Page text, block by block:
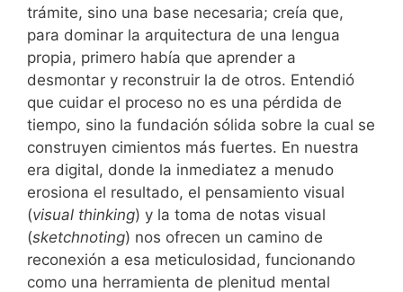
trámite, sino una base necesaria; creía que,
para dominar la arquitectura de una lengua
propia, primero había que aprender a
desmontar y reconstruir la de otros. Entendió
que cuidar el proceso no es una pérdida de
tiempo, sino la fundación sólida sobre la cual se
construyen cimientos más fuertes. En nuestra
era digital, donde la inmediatez a menudo
erosiona el resultado, el pensamiento visual
(visual thinking) y la toma de notas visual
(sketchnoting) nos ofrecen un camino de
reconexión a esa meticulosidad, funcionando
como una herramienta de plenitud mental